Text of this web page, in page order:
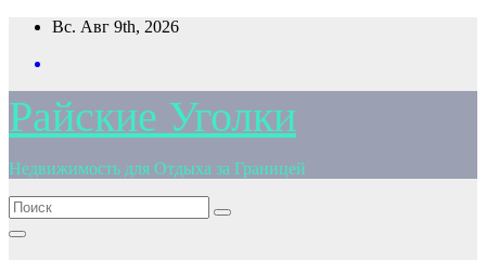
Перейти
содержимому
Вс. Авг 9th, 2026
Райские Уголки
Недвижимость для Отдыха за Границей